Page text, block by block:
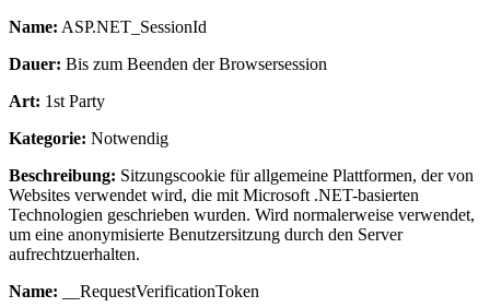
Name: ASP.NET_SessionId
Dauer: Bis zum Beenden der Browsersession
Art: 1st Party
Kategorie: Notwendig
Beschreibung: Sitzungscookie für allgemeine Plattformen, der von
Websites verwendet wird, die mit Microsoft .NET-basierten
Technologien geschrieben wurden. Wird normalerweise verwendet,
um eine anonymisierte Benutzersitzung durch den Server
aufrechtzuerhalten.
Name: __RequestVerificationToken